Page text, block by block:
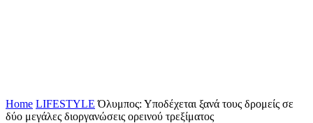
Home LIFESTYLE Όλυμπος: Υποδέχεται ξανά τους δρομείς σε
δύο μεγάλες διοργανώσεις ορεινού τρεξίματος